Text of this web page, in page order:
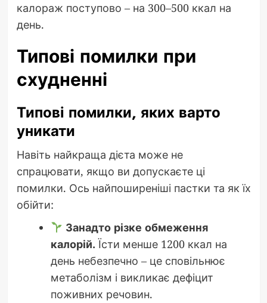
калораж поступово – на 300–500 ккал на
день.
Типові помилки при
схудненні
Типові помилки, яких варто
уникати
Навіть найкраща дієта може не
спрацювати, якщо ви допускаєте ці
помилки. Ось найпоширеніші пастки та як їх
обійти:
Занадто різке обмеження
калорій. Їсти менше 1200 ккал на
день небезпечно – це сповільнює
метаболізм і викликає дефіцит
поживних речовин.